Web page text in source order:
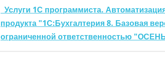
Услуги 1С программиста.
продукта "1С:Бухгалтерия 8. Базовая
ограниченной ответственностью